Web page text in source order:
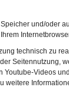
und/oder
technisch zu
Seitennutzung,
Videos
Römer“